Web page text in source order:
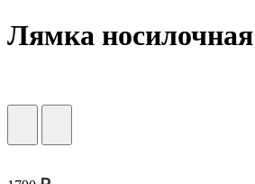
Лямка носилочная